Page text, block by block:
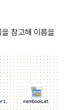
참고해 이름을